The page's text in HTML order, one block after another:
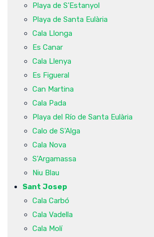
Playa de S'Estanyol
Playa de Santa Eulària
Cala Llonga
Es Canar
Cala Llenya
Es Figueral
Can Martina
Cala Pada
Playa del Río de Santa Eulària
Calo de S'Alga
Cala Nova
S'Argamassa
Niu Blau
Sant Josep
Cala Carbó
Cala Vadella
Cala Molí